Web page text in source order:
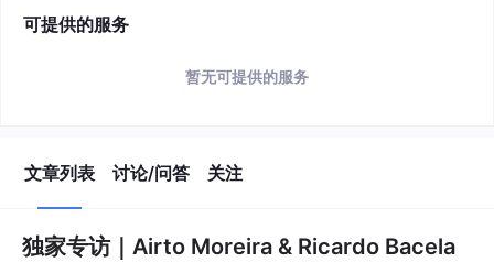
可提供的服务
暂无可提供的服务
文章列表 讨论/问答 关注
独家专访｜Airto Moreira & Ricardo Bacela